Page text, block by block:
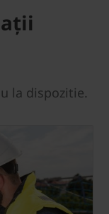
la dispozitie.